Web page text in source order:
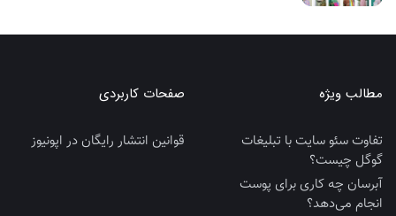
مطالب ویژه
تفاوت سئو سایت با تبلیغات
گوگل چیست؟
آبرسان چه کاری برای پوست
انجام می‌دهد؟
صفحات کاربردی
قوانین انتشار رایگان در اپونیوز